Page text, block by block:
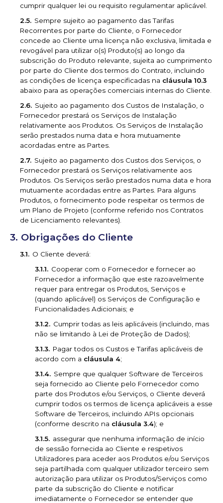
cumprir qualquer lei ou requisito regulamentar aplicável.
Sempre sujeito ao pagamento das Tarifas
Recorrentes por parte do Cliente, o Fornecedor
concede ao Cliente uma licença não exclusiva, limitada e
revogável para utilizar o(s) Produto(s) ao longo da
subscrição do Produto relevante, sujeita ao cumprimento
por parte do Cliente dos termos do Contrato, incluindo
as condições de licença especificadas na cláusula 10.3
abaixo para as operações comerciais internas do Cliente.
Sujeito ao pagamento dos Custos de Instalação, o
Fornecedor prestará os Serviços de Instalação
relativamente aos Produtos. Os Serviços de Instalação
serão prestados numa data e hora mutuamente
acordadas entre as Partes.
Sujeito ao pagamento dos Custos dos Serviços, o
Fornecedor prestará os Serviços relativamente aos
Produtos. Os Serviços serão prestados numa data e hora
mutuamente acordadas entre as Partes. Para alguns
Produtos, o fornecimento pode respeitar os termos de
um Plano de Projeto (conforme referido nos Contratos
de Licenciamento relevantes).
Obrigações do Cliente
O Cliente deverá:
Cooperar com o Fornecedor e fornecer ao
Fornecedor a informação que este razoavelmente
requer para entregar os Produtos, Serviços e
(quando aplicável) os Serviços de Configuração e
Funcionalidades Adicionais; e
Cumprir todas as leis aplicáveis (incluindo, mas
não se limitando à Lei de Proteção de Dados);
Pagar todos os Custos e Tarifas aplicáveis de
acordo com a cláusula 4;
Sempre que qualquer Software de Terceiros
seja fornecido ao Cliente pelo Fornecedor como
parte dos Produtos e/ou Serviços, o Cliente deverá
cumprir todos os termos de licença aplicáveis a esse
Software de Terceiros, incluindo APIs opcionais
(conforme descrito na cláusula 3.4); e
assegurar que nenhuma informação de início
de sessão fornecida ao Cliente e respetivos
Utilizadores para aceder aos Produtos e/ou Serviços
seja partilhada com qualquer utilizador terceiro sem
autorização para utilizar os Produtos/Serviços como
parte da subscrição do Cliente e notificar
imediatamente o Fornecedor se entender que